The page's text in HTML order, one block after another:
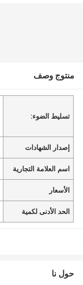
منتوج وصف
تسليط الضوء:
إصدار الشهادات
اسم العلامة التجارية
الأسعار
الحد الأدنى لكمية
حول نا